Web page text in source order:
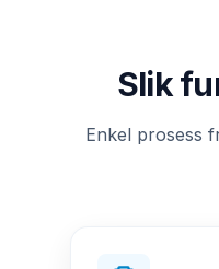
Slik
Enkel prosess